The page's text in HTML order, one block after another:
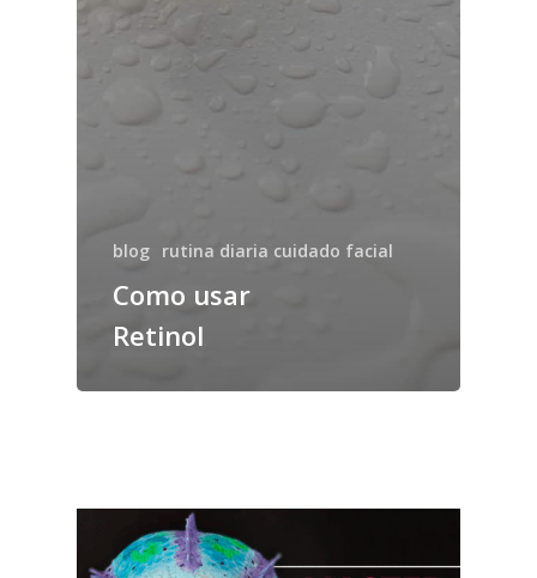
blog rutina diaria cuidado facial
Como usar
Retinol